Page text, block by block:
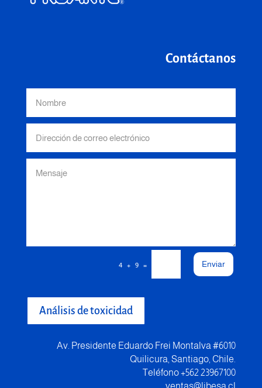
Contáctanos
4 + 9 = Enviar
Análisis de toxicidad
Av. Presidente Eduardo Frei Montalva #6010
Quilicura, Santiago, Chile.
Teléfono +562 23967100
ventas@libesa.cl